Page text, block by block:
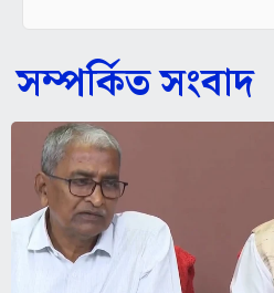
সম্পর্কিত সংবাদ